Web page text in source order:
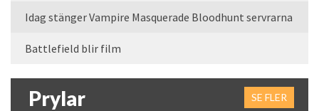
Idag stänger Vampire Masquerade Bloodhunt servrarna
Battlefield blir film
Prylar SE FLER